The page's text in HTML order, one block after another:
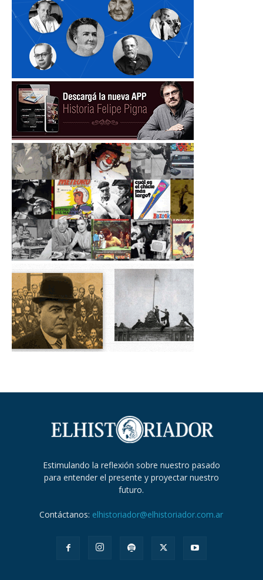
Estimulando la reflexión sobre nuestro pasado
para entender el presente y proyectar nuestro
futuro.
Contáctanos: elhistoriador@elhistoriador.com.ar